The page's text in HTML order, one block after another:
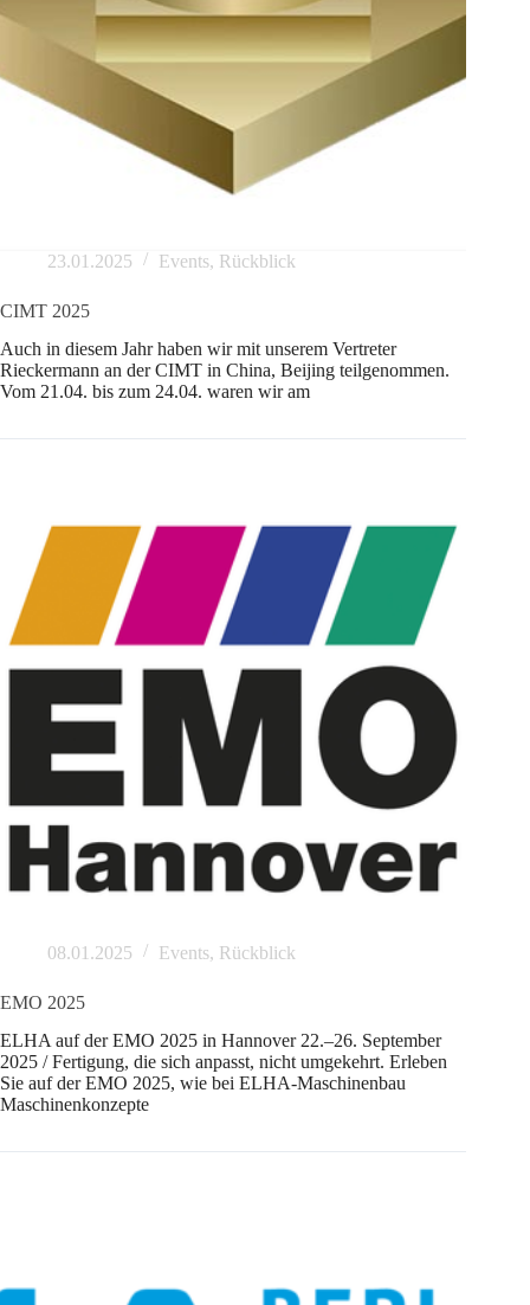
23.01.2025 Events, Rückblick
CIMT 2025
Auch in diesem Jahr haben wir mit unserem Vertreter
Rieckermann an der CIMT in China, Beijing teilgenommen.
Vom 21.04. bis zum 24.04. waren wir am
08.01.2025 Events, Rückblick
EMO 2025
ELHA auf der EMO 2025 in Hannover 22.–26. September
2025 / Fertigung, die sich anpasst, nicht umgekehrt. Erleben
Sie auf der EMO 2025, wie bei ELHA-Maschinenbau
Maschinenkonzepte